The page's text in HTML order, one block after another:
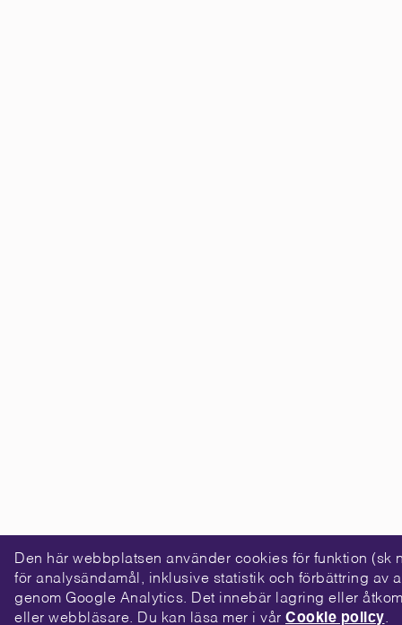
Den här webbplatsen använder cookies för funktion (sk
för analysändamål, inklusive statistik och förbättring av
genom Google Analytics. Det innebär lagring eller
eller webbläsare. Du kan läsa mer i vår Cookie policy.